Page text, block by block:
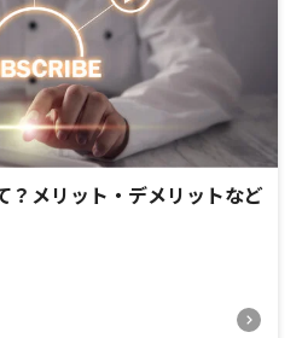
？メリット・デメリットなど